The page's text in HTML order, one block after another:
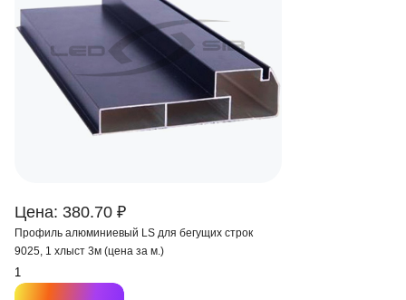
Цена: 380.70 ₽
Профиль алюминиевый LS для бегущих строк
9025, 1 хлыст 3м (цена за м.)